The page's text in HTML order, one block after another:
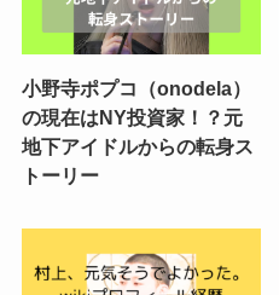
小野寺ポプコ（onodela）
の現在はNY投資家！？元
地下アイドルからの転身ス
トーリー